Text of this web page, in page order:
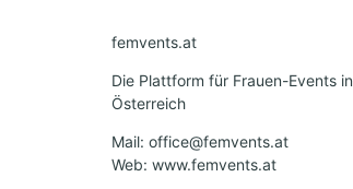
femvents.at
Die Plattform für Frauen-Events in
Österreich
Mail: office@femvents.at
Web: www.femvents.at